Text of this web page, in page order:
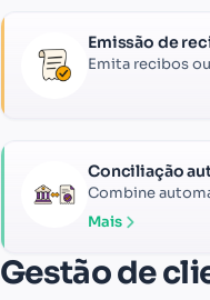
Emissão de
Emita recibos
Conciliação
Combine
Mais
Gestão de